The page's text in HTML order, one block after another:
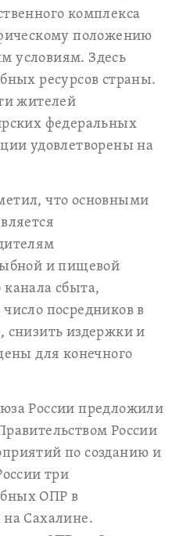
комплекса
положению
условиям. Здесь
ресурсов страны.
жителей
федеральных
удовлетворены на
что основными
и пищевой
сбыта,
посредников в
снизить издержки и
для конечного
России предложили
России
по созданию и
три
ОПР в
Сахалине.